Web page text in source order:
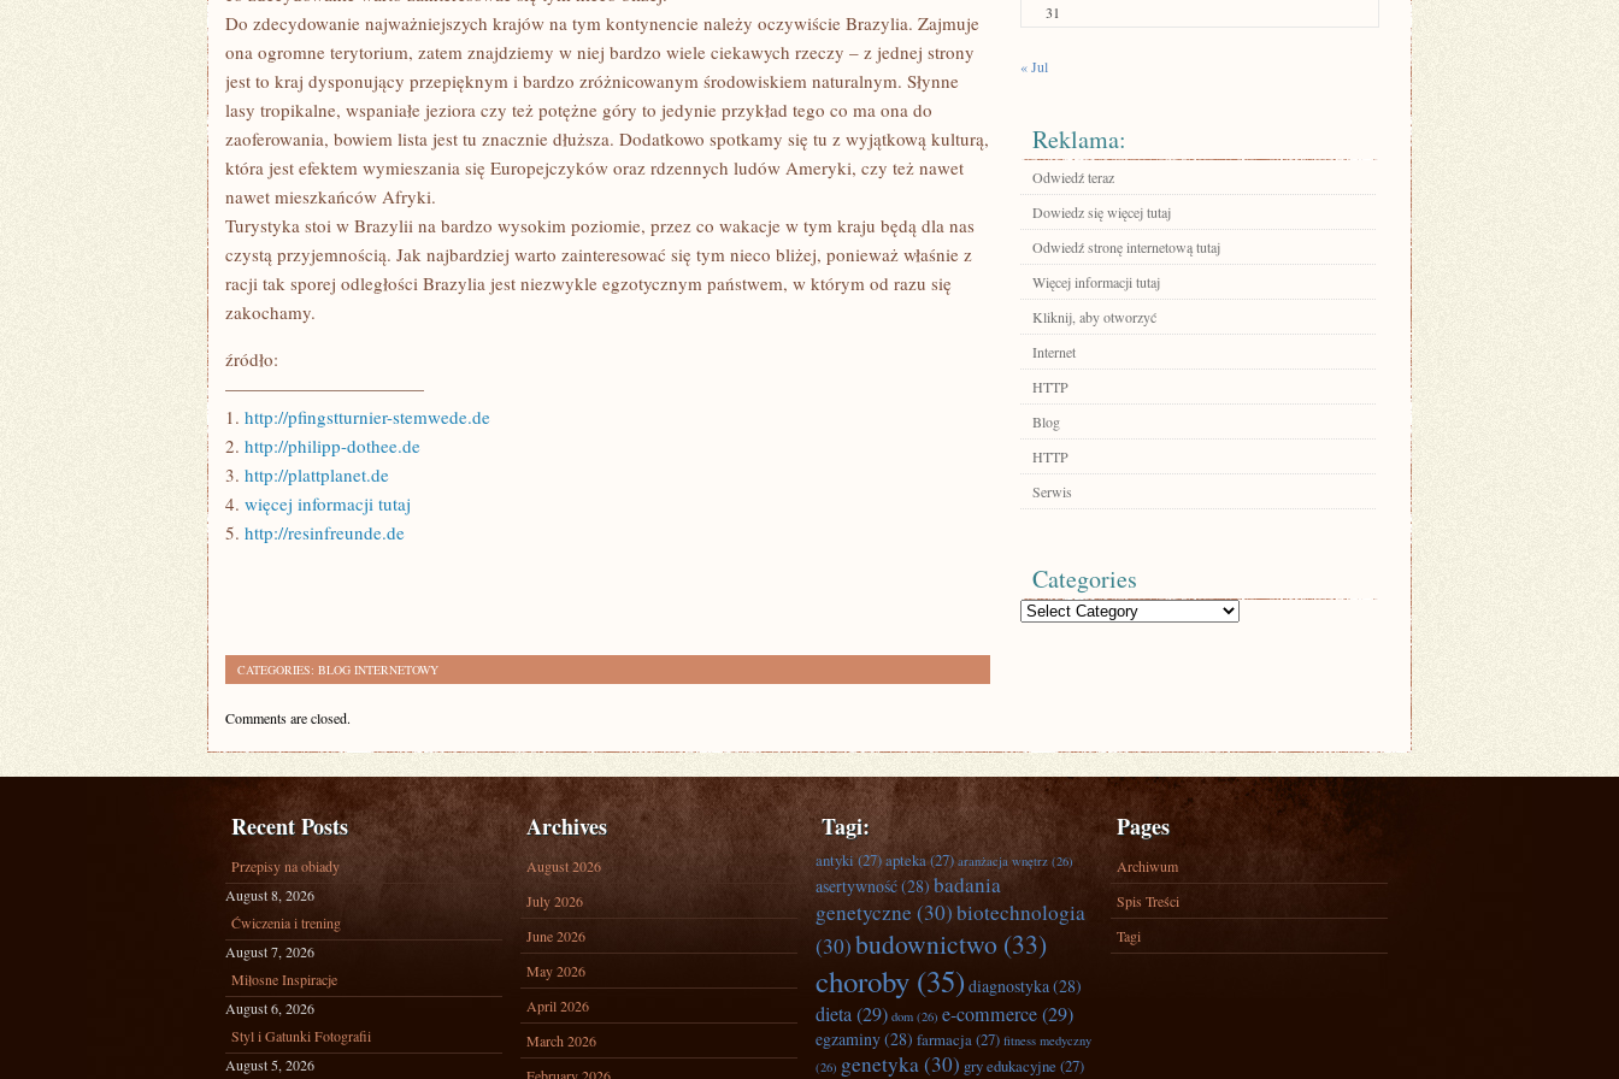
Do zdecydowanie najważniejszych krajów na tym kontynencie należy oczywiście Brazylia. Zajmuje
ona ogromne terytorium, zatem znajdziemy w niej bardzo wiele ciekawych rzeczy – z jednej strony
jest to kraj dysponujący przepięknym i bardzo zróżnicowanym środowiskiem naturalnym. Słynne
lasy tropikalne, wspaniałe jeziora czy też potężne góry to jedynie przykład tego co ma ona do
zaoferowania, bowiem lista jest tu znacznie dłuższa. Dodatkowo spotkamy się tu z wyjątkową kulturą,
która jest efektem wymieszania się Europejczyków oraz rdzennych ludów Ameryki, czy też nawet
nawet mieszkańców Afryki.
Turystyka stoi w Brazylii na bardzo wysokim poziomie, przez co wakacje w tym kraju będą dla nas
czystą przyjemnością. Jak najbardziej warto zainteresować się tym nieco bliżej, ponieważ właśnie z
racji tak sporej odległości Brazylia jest niezwykle egzotycznym państwem, w którym od razu się
zakochamy.
źródło:
———————————
1. http://pfingstturnier-stemwede.de
2. http://philipp-dothee.de
3. http://plattplanet.de
4. więcej informacji tutaj
5. http://resinfreunde.de
CATEGORIES: BLOG INTERNETOWY
Comments are closed.
31
« Jul
Reklama:
Odwiedź teraz
Dowiedz się więcej tutaj
Odwiedź stronę internetową tutaj
Więcej informacji tutaj
Kliknij, aby otworzyć
Internet
HTTP
Blog
HTTP
Serwis
Categories
Categories
Recent Posts
Przepisy na obiady
August 8, 2026
Ćwiczenia i trening
August 7, 2026
Miłosne Inspiracje
August 6, 2026
Styl i Gatunki Fotografii
August 5, 2026
Archives
August 2026
July 2026
June 2026
May 2026
April 2026
March 2026
Tagi:
antyki(27)apteka(27) aranżacja wnętrz (26)
asertywność(28) badania
genetyczne (30)biotechnologia
(30)budownictwo (33)
choroby (35) diagnostyka(28)
dieta(29) dom (26) e-commerce(29)
egzaminy(28) farmacja(27) fitness medyczny
(26) genetyka(30) gry edukacyjne (27)
Pages
Archiwum
Spis Treści
Tagi